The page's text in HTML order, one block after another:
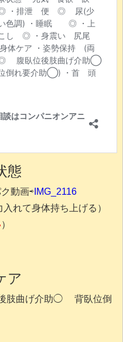
態
動画⇨ IMG_2116
て身体持ち上げる）
）
ア
肢曲げ介助◯ 背臥位倒